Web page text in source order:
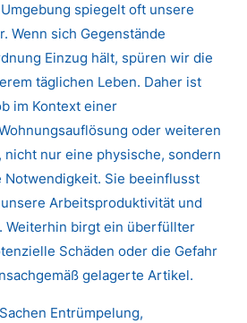
spiegelt oft unsere
Wenn sich Gegenstände
Einzug hält, spüren wir die
täglichen Leben. Daher ist
im Kontext einer
oder weiteren
nicht nur eine physische, sondern
Notwendigkeit. Sie beeinflusst
Arbeitsproduktivität und
Weiterhin birgt ein überfüllter
Schäden oder die Gefahr
gelagerte Artikel.
Entrümpelung,